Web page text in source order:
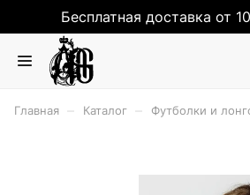
Бесплатная доставка от
Главная Каталог Футболки и